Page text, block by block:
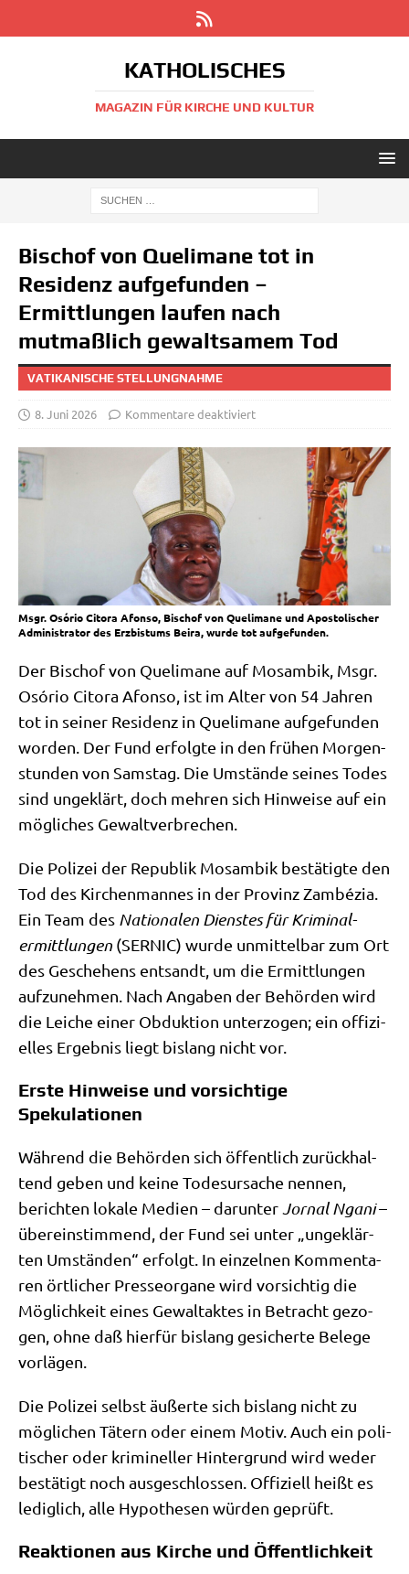
KATHOLISCHES
MAGAZIN FÜR KIRCHE UND KULTUR
Bischof von Quelimane tot in
Residenz aufgefunden –
Ermittlungen laufen nach
mutmaßlich gewaltsamem Tod
VATIKANISCHE STELLUNGNAHME
8. Juni 2026 Kommentare deaktiviert
Msgr. Osório Citora Afonso, Bischof von Quelimane und Apostolischer
Administrator des Erzbistums Beira, wurde tot aufgefunden.
Der Bischof von Quel­ima­ne auf Mosam­bik, Msgr.
Osório Cito­ra Afon­so, ist im Alter von 54 Jah­ren
tot in sei­ner Resi­denz in Quel­ima­ne auf­ge­fun­den
wor­den. Der Fund erfolg­te in den frü­hen Mor­gen­
stun­den von Sams­tag. Die Umstän­de sei­nes Todes
sind unge­klärt, doch meh­ren sich Hin­wei­se auf ein
mög­li­ches Gewaltverbrechen.
Die Poli­zei der Repu­blik Mosam­bik bestä­tig­te den
Tod des Kir­chen­man­nes in der Pro­vinz Zam­bé­zia.
Ein Team des Natio­na­len Dien­stes für Kri­mi­nal­
ermitt­lun­gen (SERNIC) wur­de unmit­tel­bar zum Ort
des Gesche­hens ent­sandt, um die Ermitt­lun­gen
auf­zu­neh­men. Nach Anga­ben der Behör­den wird
die Lei­che einer Obduk­ti­on unter­zo­gen; ein offi­zi­
el­les Ergeb­nis liegt bis­lang nicht vor.
Erste Hinweise und vorsichtige
Spekulationen
Wäh­rend die Behör­den sich öffent­lich zurück­hal­
tend geben und kei­ne Todes­ur­sa­che nen­nen,
berich­ten loka­le Medi­en – dar­un­terJorn­al Ngani–
über­ein­stim­mend, der Fund sei unter „unge­klär­
ten Umstän­den“ erfolgt. In ein­zel­nen Kom­men­ta­
ren ört­li­cher Pres­se­or­ga­ne wird vor­sich­tig die
Mög­lich­keit eines Gewalt­ak­tes in Betracht gezo­
gen, ohne daß hier­für bis­lang gesi­cher­te Bele­ge
vorlägen.
Die Poli­zei selbst äußer­te sich bis­lang nicht zu
mög­li­chen Tätern oder einem Motiv. Auch ein poli­
ti­scher oder kri­mi­nel­ler Hin­ter­grund wird weder
bestä­tigt noch aus­ge­schlos­sen. Offi­zi­ell heißt es
ledig­lich, alle Hypo­the­sen wür­den geprüft.
Reaktionen aus Kirche und Öffentlichkeit